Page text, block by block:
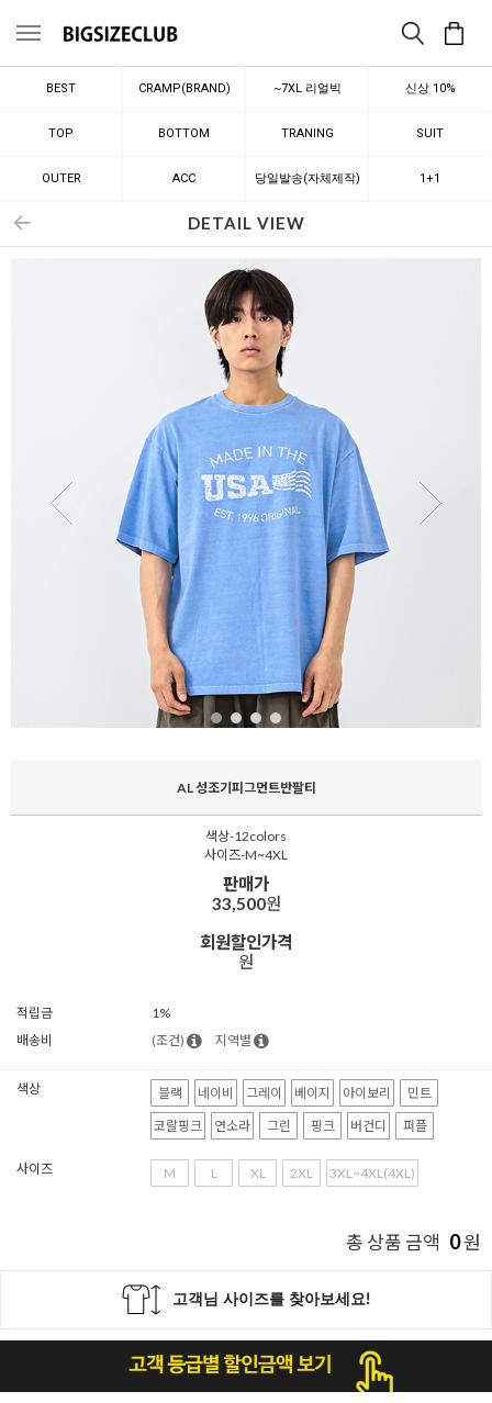
메뉴
BEST CRAMP(BRAND) ~7XL 리얼빅 신상 10%
TOP BOTTOM TRANING SUIT
OUTER ACC 당일발송(자체제작) 1+1
DETAIL VIEW
AL 성조기피그먼트반팔티
색상-12colors
사이즈-M~4XL
판매가
33,500원
회원할인가격
원
적립금
1%
배송비
(조건) 지역별
색상 블랙 네이비 그레이 베이지 아이보리
민트
코랄핑크
연소라 그린 핑크 버건디 퍼플
사이즈 M L XL 2XL 3XL~4XL(4XL)
총 상품 금액 0원